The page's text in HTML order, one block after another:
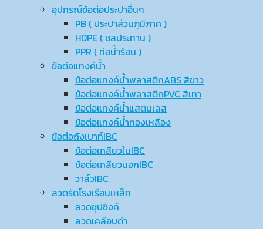
อุปกรณ์ข้อต่อประปาอื่นๆ
PB ( ประปาส่วนภูมิภาค )
HDPE ( ชลประทาน )
PPR ( ท่อน้ำร้อน )
ข้อต่อแทงค์น้ำ
ข้อต่อแทงค์น้ำพลาสติกABS สีขาว
ข้อต่อแทงค์น้ำพลาสติกPVC สีเทา
ข้อต่อแทงค์น้ำแสตนเลส
ข้อต่อแทงค์น้ำทองเหลือง
ข้อต่อถังเบาท์IBC
ข้อต่อเกลียวในIBC
ข้อต่อเกลียวนอกIBC
วาล์วIBC
ลวดรัดโรงเรือนเหล็ก
ลวดชุปซิงค์
ลวดเคลือบดำ